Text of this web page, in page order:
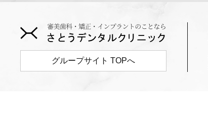
グループサイト TOPへ